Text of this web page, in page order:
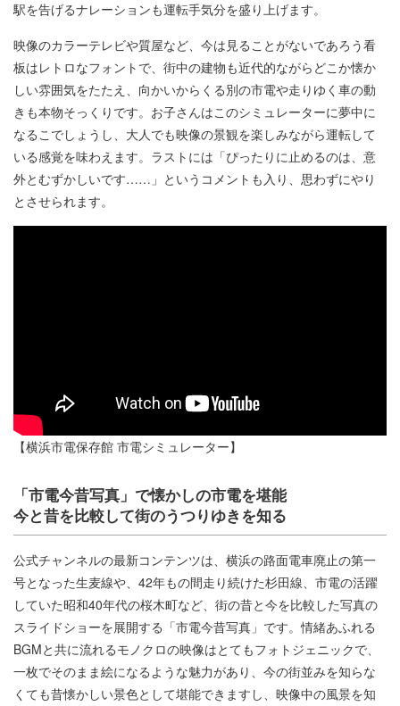
駅を告げるナレーションも運転手気分を盛り上げます。
映像のカラーテレビや質屋など、今は見ることがないであろう看
板はレトロなフォントで、街中の建物も近代的ながらどこか懐か
しい雰囲気をたたえ、向かいからくる別の市電や走りゆく車の動
きも本物そっくりです。お子さんはこのシミュレーターに夢中に
なるこでしょうし、大人でも映像の景観を楽しみながら運転して
いる感覚を味わえます。ラストには「ぴったりに止めるのは、意
外とむずかしいです……」というコメントも入り、思わずにやり
とさせられます。
【横浜市電保存館 市電シミュレーター】
「市電今昔写真」で懐かしの市電を堪能
今と昔を比較して街のうつりゆきを知る
公式チャンネルの最新コンテンツは、横浜の路面電車廃止の第一
号となった生麦線や、42年もの間走り続けた杉田線、市電の活躍
していた昭和40年代の桜木町など、街の昔と今を比較した写真の
スライドショーを展開する「市電今昔写真」です。情緒あふれる
BGMと共に流れるモノクロの映像はとてもフォトジェニックで、
一枚でそのまま絵になるような魅力があり、今の街並みを知らな
くても昔懐かしい景色として堪能できますし、映像中の風景を知